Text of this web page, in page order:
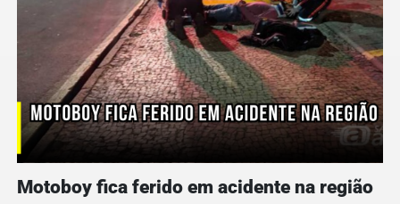
Motoboy fica ferido em acidente na região